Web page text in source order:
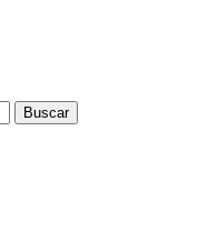
Buscar